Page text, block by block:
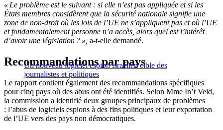
« Le problème est le suivant : si elle n’est pas appliquée et si les
États membres considèrent que la sécurité nationale signifie une
zone de non-droit où les lois de l’UE ne s’appliquent pas et où l’UE
et fondamentalement personne n’a accès, alors quel est l’intérêt
d’avoir une législation ? », a-t-elle demandé.
Un nouveau logiciel espion israélien cible des
journalistes et politiques
Recommandations par pays
Le rapport contient également des recommandations spécifiques
pour cinq pays où des abus ont été identifiés. Selon Mme In’t Veld,
la commission a identifié deux groupes principaux de problèmes
: l’abus de logiciels espions à des fins politiques et leur exportation
de l’UE vers des pays non démocratiques.